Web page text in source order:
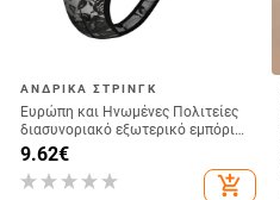
ΑΝΔΡΙΚΆ ΣΤΡΙΝΓΚ
Ευρώπη και Ηνωμένες Πολιτείες
διασυνοριακό εξωτερικό εμπόριο
ανδρών δαντέλα στρινγκ κέντημα
κοίλο διαφανές διασκεδαστικό
2024 νέα αναπνεύσιμα εσώρουχα
9.62€
add_shopping_cart